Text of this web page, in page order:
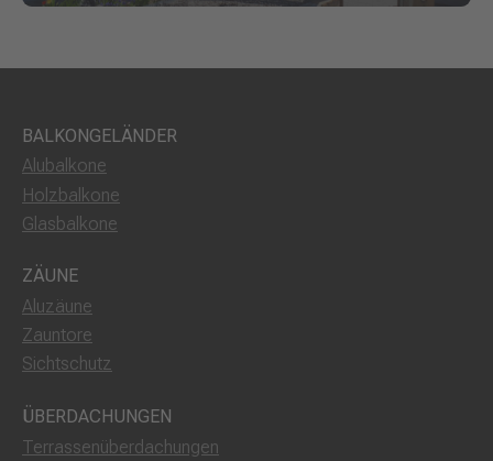
BALKONGELÄNDER
Alubalkone
Holzbalkone
Glasbalkone
ZÄUNE
Aluzäune
Zauntore
Sichtschutz
ÜBERDACHUNGEN
Terrassenüberdachungen